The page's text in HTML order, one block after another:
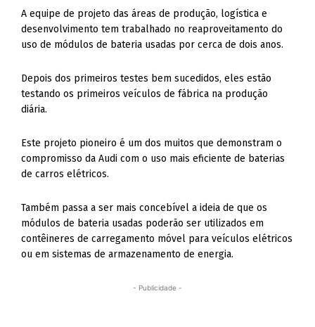
A equipe de projeto das áreas de produção, logística e
desenvolvimento tem trabalhado no reaproveitamento do
uso de módulos de bateria usadas por cerca de dois anos.
Depois dos primeiros testes bem sucedidos, eles estão
testando os primeiros veículos de fábrica na produção
diária.
Este projeto pioneiro é um dos muitos que demonstram o
compromisso da Audi com o uso mais eficiente de baterias
de carros elétricos.
Também passa a ser mais concebível a ideia de que os
módulos de bateria usadas poderão ser utilizados em
contêineres de carregamento móvel para veículos elétricos
ou em sistemas de armazenamento de energia.
- Publicidade -